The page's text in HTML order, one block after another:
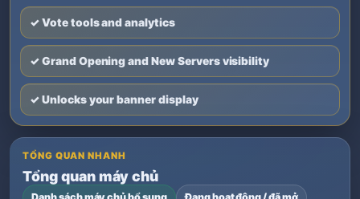
✓ Vote tools and analytics
✓ Grand Opening and New Servers visibility
✓ Unlocks your banner display
TỔNG QUAN NHANH
Tổng quan máy chủ